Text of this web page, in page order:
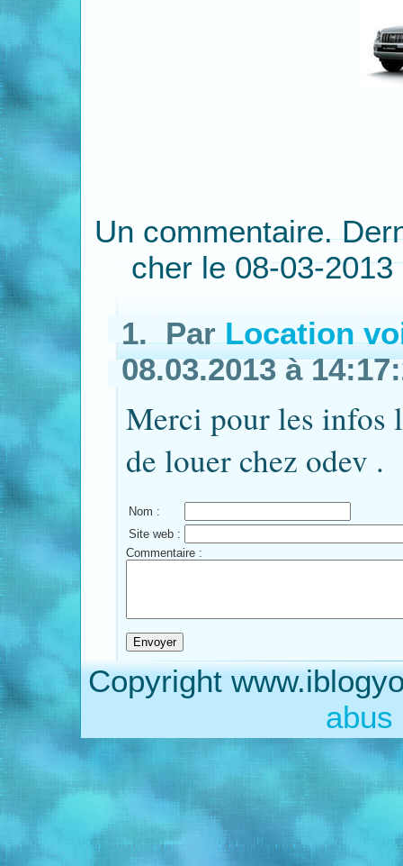
Un commentaire.
cher le 08-03-
1. Par Location
08.03.2013 à
Merci pour les infos
de louer chez odev .
Nom :
Site web :
Commentaire :
Copyright
abus